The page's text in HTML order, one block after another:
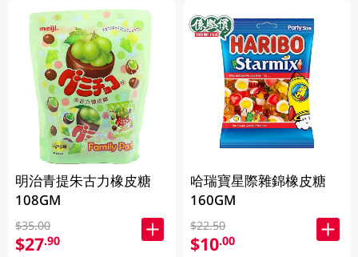
明治青提朱古力橡皮糖
108GM
$35.00
$27.90
哈瑞寶星際雜錦橡皮糖
160GM
$22.50
$10.00